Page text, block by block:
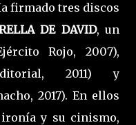
firmado tres discos
DE DAVID, un
Rojo, 2007),
2011) y
2017). En ellos
y su cinismo,